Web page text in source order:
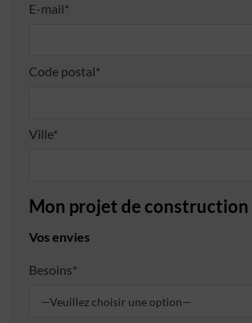
E-mail*
Code postal*
Ville*
Mon projet de construction
Vos envies
Besoins*